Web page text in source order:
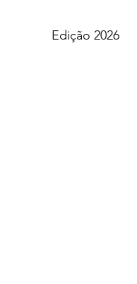
Edição 2026